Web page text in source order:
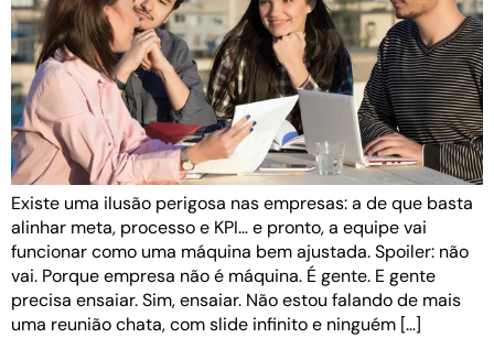
Existe uma ilusão perigosa nas empresas: a de que basta
alinhar meta, processo e KPI… e pronto, a equipe vai
funcionar como uma máquina bem ajustada. Spoiler: não
vai. Porque empresa não é máquina. É gente. E gente
precisa ensaiar. Sim, ensaiar. Não estou falando de mais
uma reunião chata, com slide infinito e ninguém […]